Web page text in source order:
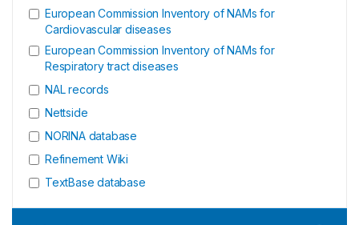
European Commission Inventory of NAMs for
Cardiovascular diseases
European Commission Inventory of NAMs for
Respiratory tract diseases
NAL records
Nettside
NORINA database
Refinement Wiki
TextBase database